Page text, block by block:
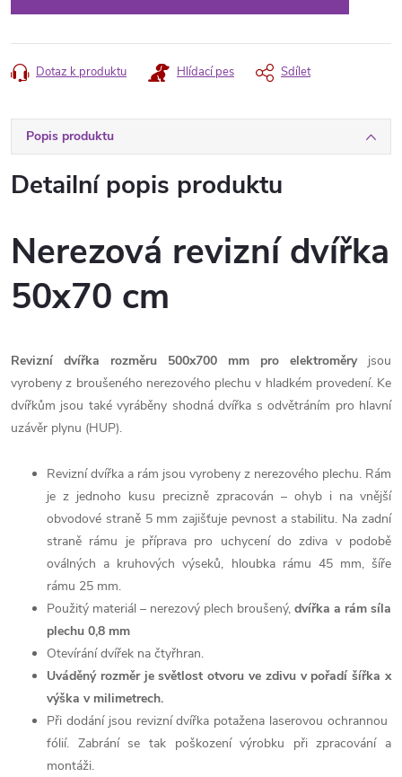
Dotaz k produktu Hlídací pes Sdílet
Popis produktu
Detailní popis produktu
Nerezová revizní dvířka
50x70 cm
Revizní dvířka rozměru 500x700 mm pro elektroměryjsou
vyrobeny z broušeného nerezového plechu v hladkém provedení. Ke
dvířkům jsou také vyráběny shodná dvířka s odvětráním pro hlavní
uzávěr plynu (HUP).
Revizní dvířka a rám jsou vyrobeny z nerezového plechu. Rám
je z jednoho kusu precizně zpracován – ohyb i na vnější
obvodové straně 5 mm zajišťuje pevnost a stabilitu. Na zadní
straně rámu je příprava pro uchycení do zdiva v podobě
oválných a kruhových výseků, hloubka rámu 45 mm, šíře
rámu 25 mm.
Použitý materiál – nerezový plech broušený, dvířka a rám síla
plechu 0,8 mm
Otevírání dvířek na čtyřhran.
Uváděný rozměr je světlost otvoru ve zdivu v pořadí šířka x
výška v milimetrech.
Při dodání jsou revizní dvířka potažena laserovou ochrannou
fólií. Zabrání se tak poškození výrobku při zpracování a
montáži.